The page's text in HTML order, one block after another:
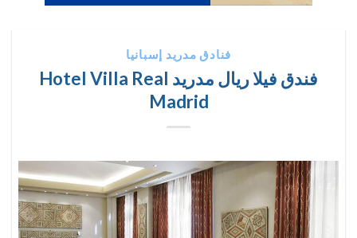
فنادق مدريد إسبانيا
فندق فيلا ريال مدريد Hotel Villa Real
Madrid